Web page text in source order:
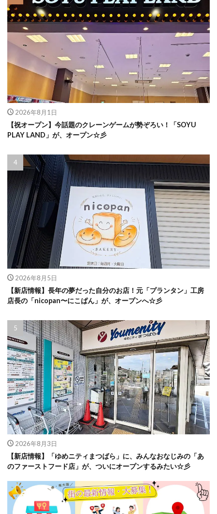
2026年8月1日
【祝オープン】今話題のクレーンゲームが勢ぞろい！「SOYU
PLAY LAND」が、オープン☆彡
2026年8月5日
【新店情報】長年の夢だった自分のお店！元「プランタン」工房
店長の「nicopan〜にこぱん」が、オープンへ☆彡
2026年8月3日
【新店情報】「ゆめニティまつばら」に、みんなおなじみの「あ
のファーストフード店」が、ついにオープンするみたい☆彡